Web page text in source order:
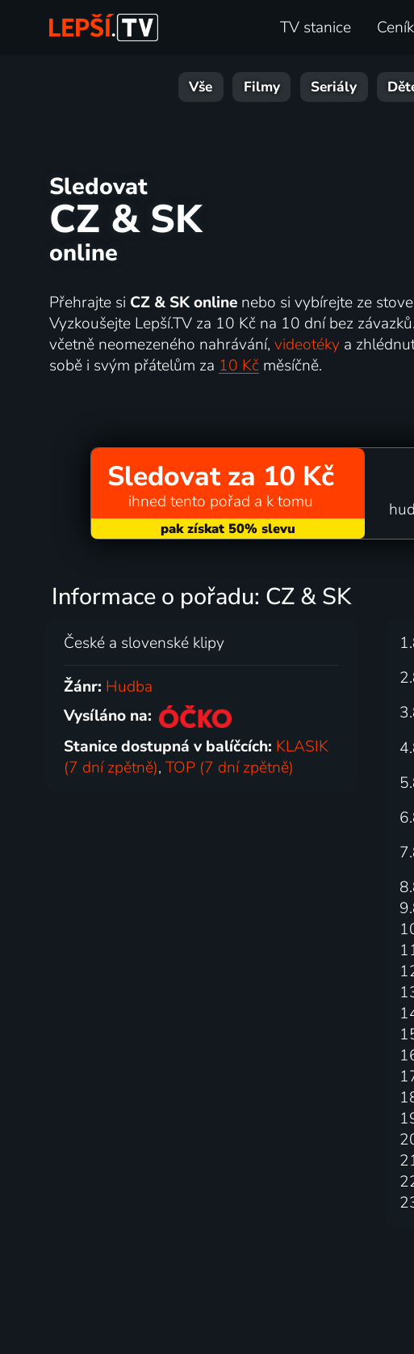
TV stanice Ceník
Vše Filmy Seriály
Sledovat
CZ & SK
online
Přehrajte si CZ & SK onlinenebo si vybírejte ze
Vyzkoušejte Lepší.TV za 10 Kč na 10 dní bez
včetně neomezeného nahrávání, videotékya
sobě i svým přátelům za 10 Kčměsíčně.
Sledovat za 10 Kč
ihned tento pořad a k tomu
Informace o pořadu: CZ & SK
České a slovenské klipy
Žánr: Hudba
Vysíláno na:
Stanice dostupná v balíčcích: KLASIK
(7 dní zpětně),TOP (7 dní zpětně)